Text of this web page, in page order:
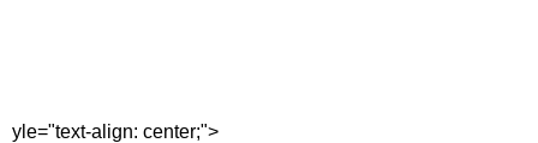
yle="text-align: center;">